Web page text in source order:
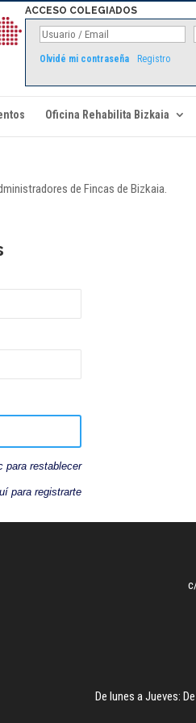
ACCESO COLEGIADOS
Olvidé mi contraseña Registro
Oficina Rehabilita Bizkaia
de Fincas de Bizkaia.
para restablecer
para registrarte
De lunes a Jueves: